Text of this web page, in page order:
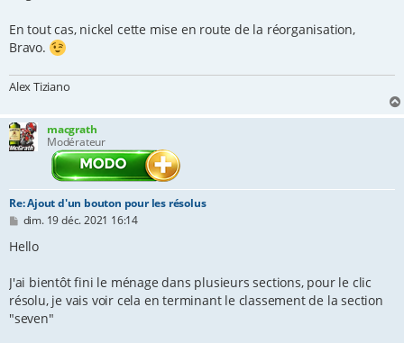
En tout cas, nickel cette mise en route de la réorganisation,
Bravo.
Alex Tiziano
macgrath
Modérateur
Re: Ajout d'un bouton pour les résolus
M
s
g
e
dim. 19 déc. 2021 16:14
Hello
J'ai bientôt fini le ménage dans plusieurs sections, pour le clic
résolu, je vais voir cela en terminant le classement de la section
"seven"